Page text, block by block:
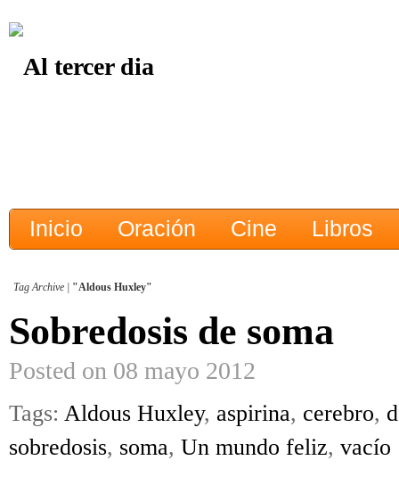
Inicio Oración Cine Libros
Tag Archive | "Aldous Huxley"
Sobredosis de soma
Posted on 08 mayo 2012
Tags: Aldous Huxley, aspirina, cerebro,
sobredosis, soma, Un mundo feliz, vacío